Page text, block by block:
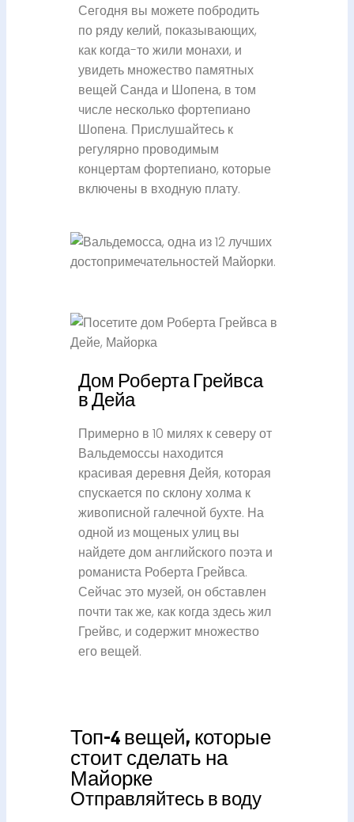
Сегодня вы можете побродить
по ряду келий, показывающих,
как когда-то жили монахи, и
увидеть множество памятных
вещей Санда и Шопена, в том
числе несколько фортепиано
Шопена. Прислушайтесь к
регулярно проводимым
концертам фортепиано, которые
включены в входную плату.
Дом Роберта Грейвса
в Дейа
Примерно в 10 милях к северу от
Вальдемоссы находится
красивая деревня Дейя, которая
спускается по склону холма к
живописной галечной бухте. На
одной из мощеных улиц вы
найдете дом английского поэта и
романиста Роберта Грейвса.
Сейчас это музей, он обставлен
почти так же, как когда здесь жил
Грейвс, и содержит множество
его вещей.
Топ-4 вещей, которые
стоит сделать на
Майорке
Отправляйтесь в воду